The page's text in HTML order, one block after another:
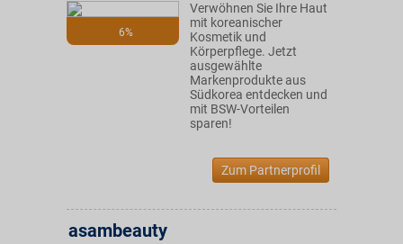
6%
Verwöhnen Sie Ihre Haut
mit koreanischer
Kosmetik und
Körperpflege. Jetzt
ausgewählte
Markenprodukte aus
Südkorea entdecken und
mit BSW-Vorteilen
sparen!
Zum Partnerprofil
asambeauty